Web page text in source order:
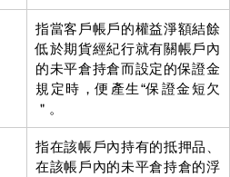
指當客戶帳戶的權益淨額結餘
低於期貨經紀行就有關帳戶內
的未平倉持倉而設定的保證金
規定時，便產生“保證金短欠
＂。
指在該帳戶內持有的抵押品、
在該帳戶內的未平倉持倉的浮